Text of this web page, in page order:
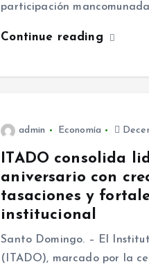
participación
Continue reading
admin Economía
ITADO consolida
aniversario con
tasaciones y
institucional
Santo Domingo. – El
(ITADO), marcado por la